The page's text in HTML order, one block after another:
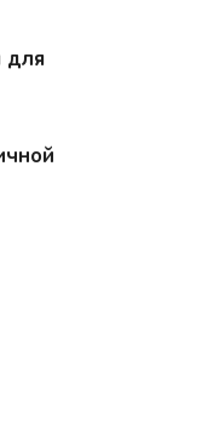
для